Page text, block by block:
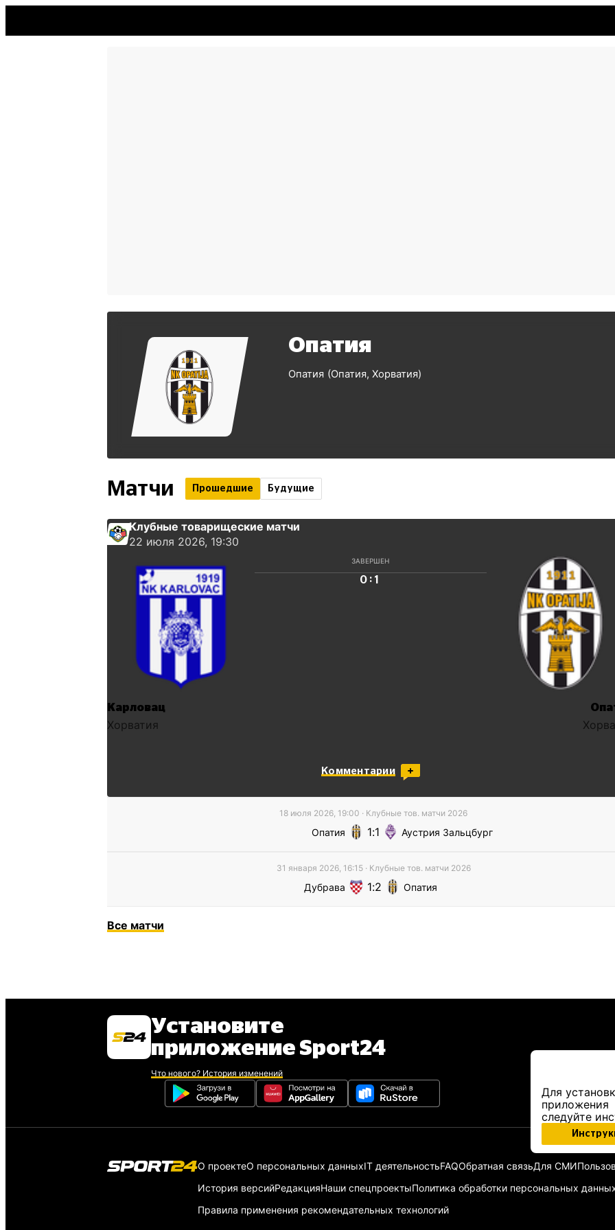
Опатия
Опатия Опатия Хорватия
Матчи Прошедшие Будущие
Клубные товарищеские матчи
22 июля 2026, 19:30
ЗАВЕРШЕН
0 : 1
Карловац
Хорватия
Комментарии
18 июля 2026, 19:00 · Клубные тов. матчи 2026
Опатия 1 1 Аустрия Зальцбург
31 января 2026, 16:15· Клубные тов. матчи 2026
Дубрава 1 2 Опатия
Все матчи
Установите
приложение Sport24
Что нового? История изменений
Для
приложения
следуйте
О проектеО персональных данныхIT деятельностьFAQОбратная связьДля СМИ
История версийРедакцияНаши спецпроектыПолитика обработки персональных
Правила применения рекомендательных технологий